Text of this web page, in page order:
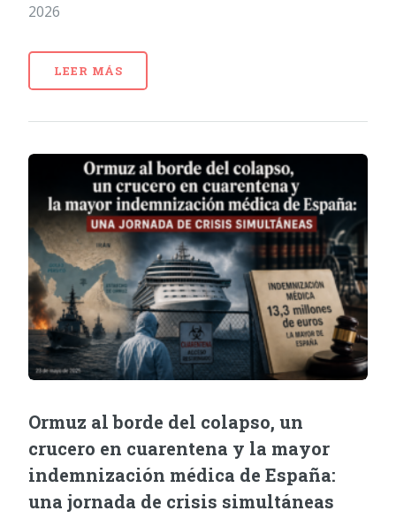
2026
LEER MÁS
Ormuz al borde del colapso, un
crucero en cuarentena y la mayor
indemnización médica de España:
una jornada de crisis simultáneas